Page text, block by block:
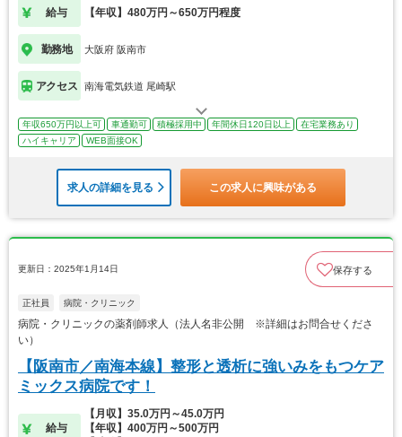
給与 【年収】480万円～650万円程度
勤務地 大阪府 阪南市
アクセス 南海電気鉄道 尾崎駅
年収650万円以上可 車通勤可 積極採用中 年間休日120日以上
在宅業務あり
ハイキャリア
WEB面接OK
求人の詳細を見る この求人に興味がある
更新日：2025年1月14日 保存する
正社員 病院・クリニック
病院・クリニックの薬剤師求人（法人名非公開 ※詳細はお問合せくださ
い）
【阪南市／南海本線】整形と透析に強いみをもつケア
ミックス病院です！
給与
【月収】35.0万円～45.0万円
【年収】400万円～500万円